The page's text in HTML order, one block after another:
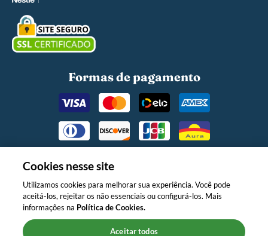
Formas de pagamento
O MINISTÉRIO DA SAÚDE INFORMA:
CONTINUE AMAMENTANDO SEU
Cookies nesse site
Utilizamos cookies para melhorar sua experiência. Você pode
aceitá-los, rejeitar os não essenciais ou configurá-los. Mais
informações na Política de Cookies.
Aceitar todos